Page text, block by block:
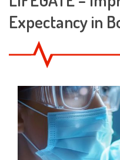
Expectancy in